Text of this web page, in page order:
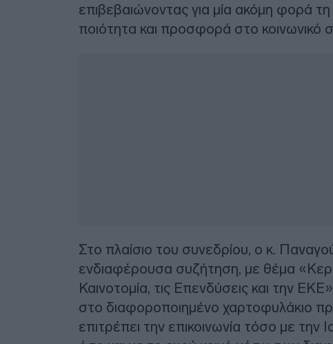
επιβεβαιώνοντας για μία ακόμη φορά
ποιότητα και προσφορά στο κοινωνικό
Στο πλαίσιο του συνεδρίου, ο κ.
ενδιαφέρουσα συζήτηση, με θέμα
Καινοτομία, τις Επενδύσεις και την
στο διαφοροποιημένο χαρτοφυλάκιο
επιτρέπει την επικοινωνία τόσο με την